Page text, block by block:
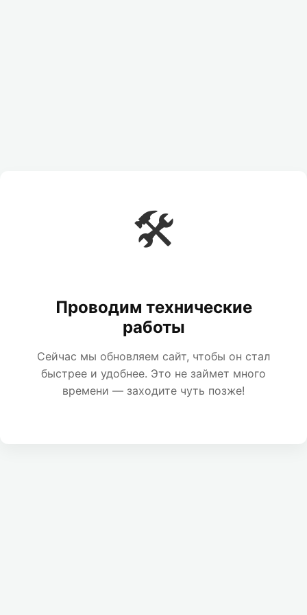
🛠️
Проводим технические
работы
Сейчас мы обновляем сайт, чтобы он стал
быстрее и удобнее. Это не займет много
времени — заходите чуть позже!